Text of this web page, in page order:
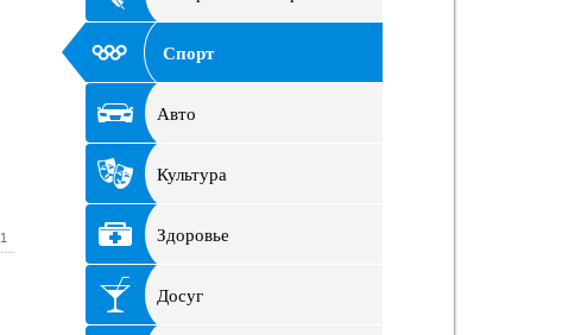
1
Спорт
Авто
Культура
Здоровье
Досуг